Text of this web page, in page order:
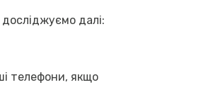
далі:
телефони, якщо